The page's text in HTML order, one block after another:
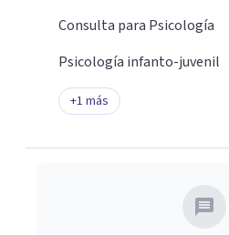
Consulta para Psicología
Psicología infanto-juvenil
+1 más